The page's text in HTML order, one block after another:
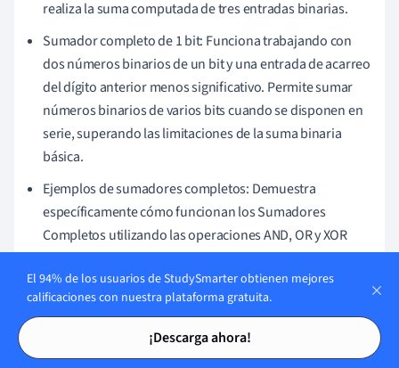
Tarjetas de estudio
Tarjetas de estudio
realiza la suma computada de tres entradas binarias.
Sumador completo de 1 bit: Funciona trabajando con
dos números binarios de un bit y una entrada de acarreo
del dígito anterior menos significativo. Permite sumar
números binarios de varios bits cuando se disponen en
serie, superando las limitaciones de la suma binaria
básica.
Ejemplos de sumadores completos: Demuestra
específicamente cómo funcionan los Sumadores
Completos utilizando las operaciones AND, OR y XOR
para proporcionar salidas de suma y acarreo.
Tabla verdadero-falso del sumador completo:
Representa todas las combinaciones posibles de
entradas y sus respectivas salidas, crucial para
comprender el comportamiento funcional, la
El 94% de los usuarios de StudySmarter obtienen mejores
calificaciones con nuestra plataforma gratuita.
¡Descarga ahora!